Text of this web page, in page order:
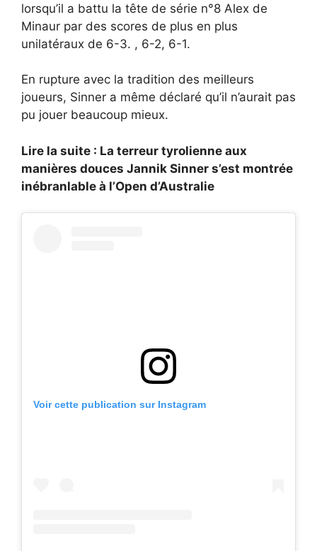
lorsqu’il a battu la tête de série n°8 Alex de
Minaur par des scores de plus en plus
unilatéraux de 6-3. , 6-2, 6-1.
En rupture avec la tradition des meilleurs
joueurs, Sinner a même déclaré qu’il n’aurait pas
pu jouer beaucoup mieux.
Lire la suite : La terreur tyrolienne aux
manières douces Jannik Sinner s’est montrée
inébranlable à l’Open d’Australie
Voir cette publication sur Instagram